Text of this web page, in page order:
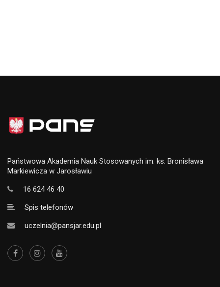
Państwowa Akademia Nauk Stosowanych im. ks. Bronisława
Markiewicza w Jarosławiu
16 624 46 40
Spis telefonów
uczelnia@pansjar.edu.pl